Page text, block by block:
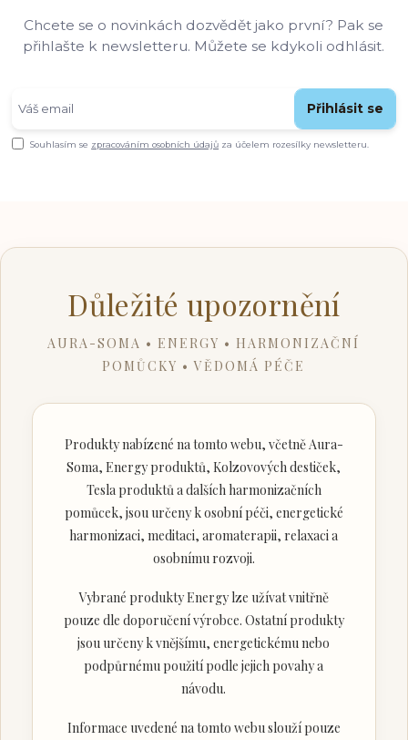
Chcete se o novinkách dozvědět jako první? Pak se
přihlašte k newsletteru. Můžete se kdykoli odhlásit.
Přihlásit se
Souhlasím se zpracováním osobních údajů za účelem rozesílky newsletteru.
Důležité upozornění
AURA-SOMA • ENERGY • HARMONIZAČNÍ
POMŮCKY • VĚDOMÁ PÉČE
Produkty nabízené na tomto webu, včetně Aura-
Soma, Energy produktů, Kolzovových destiček,
Tesla produktů a dalších harmonizačních
pomůcek, jsou určeny k osobní péči, energetické
harmonizaci, meditaci, aromaterapii, relaxaci a
osobnímu rozvoji.
Vybrané produkty Energy lze užívat vnitřně
pouze dle doporučení výrobce. Ostatní produkty
jsou určeny k vnějšímu, energetickému nebo
podpůrnému použití podle jejich povahy a
návodu.
Informace uvedené na tomto webu slouží pouze